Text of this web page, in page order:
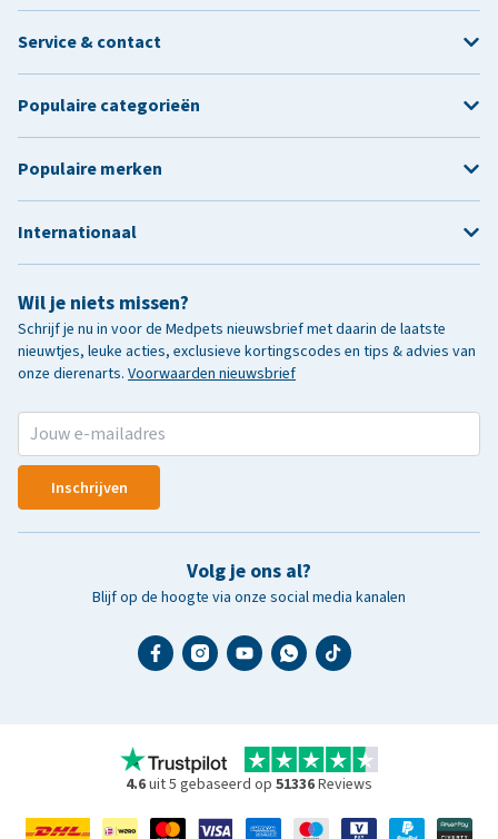
Wil je niets missen?
Schrijf je nu in voor de Medpets nieuwsbrief met daarin de laatste
nieuwtjes, leuke acties, exclusieve kortingscodes en tips & advies van
onze dierenarts. Voorwaarden nieuwsbrief
Inschrijven
Volg je ons al?
Blijf op de hoogte via onze social media kanalen
Service & contact
Populaire categorieën
Populaire merken
Internationaal
4.6uit 5 gebaseerd op 51336Reviews